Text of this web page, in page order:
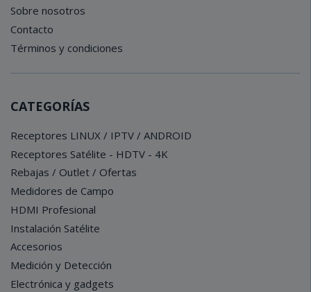
Sobre nosotros
Contacto
Términos y condiciones
CATEGORÍAS
Receptores LINUX / IPTV / ANDROID
Receptores Satélite - HDTV - 4K
Rebajas / Outlet / Ofertas
Medidores de Campo
HDMI Profesional
Instalación Satélite
Accesorios
Medición y Detección
Electrónica y gadgets